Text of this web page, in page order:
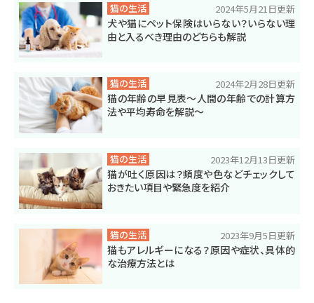
猫の生活 2024年5月21日更新
犬や猫にペット保険はいらない？いらない理
由と入るべき理由のどちらも解説
猫の生活 2024年2月28日更新
猫の年齢の早見表～人間の年齢での計算方
法や平均寿命を解説～
猫の生活 2023年12月13日更新
猫が吐く原因は？頻度や色などチェックして
おきたい項目や緊急度を紹介
猫の生活 2023年9月5日更新
猫もアレルギーになる？原因や症状、具体的
な治療方法とは